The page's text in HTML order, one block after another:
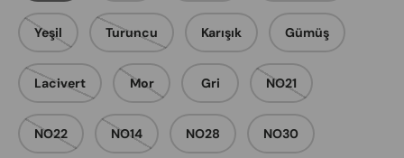
Yeşil Turuncu Karışık Gümüş
Lacivert Mor Gri NO21
NO22 NO14 NO28 NO30